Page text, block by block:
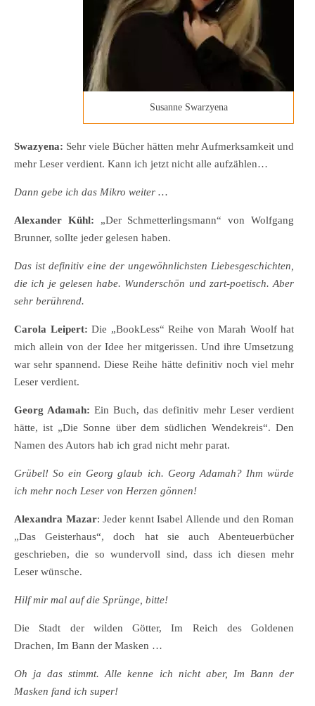
Susanne Swarzyena
Swazyena: Sehr viele Bücher hätten mehr Aufmerksamkeit und
mehr Leser verdient. Kann ich jetzt nicht alle aufzählen…
Dann gebe ich das Mikro weiter …
Alexander Kühl: „Der Schmetterlingsmann“ von Wolfgang
Brunner, sollte jeder gelesen haben.
Das ist definitiv eine der ungewöhnlichsten Liebesgeschichten,
die ich je gelesen habe. Wunderschön und zart-poetisch. Aber
sehr berührend.
Carola Leipert: Die „BookLess“ Reihe von Marah Woolf hat
mich allein von der Idee her mitgerissen. Und ihre Umsetzung
war sehr spannend. Diese Reihe hätte definitiv noch viel mehr
Leser verdient.
Georg Adamah: Ein Buch, das definitiv mehr Leser verdient
hätte, ist „Die Sonne über dem südlichen Wendekreis“. Den
Namen des Autors hab ich grad nicht mehr parat.
Grübel! So ein Georg glaub ich. Georg Adamah? Ihm würde
ich mehr noch Leser von Herzen gönnen!
Alexandra Mazar: Jeder kennt Isabel Allende und den Roman
„Das Geisterhaus“, doch hat sie auch Abenteuerbücher
geschrieben, die so wundervoll sind, dass ich diesen mehr
Leser wünsche.
Hilf mir mal auf die Sprünge, bitte!
Die Stadt der wilden Götter, Im Reich des Goldenen
Drachen, Im Bann der Masken …
Oh ja das stimmt. Alle kenne ich nicht aber, Im Bann der
Masken fand ich super!